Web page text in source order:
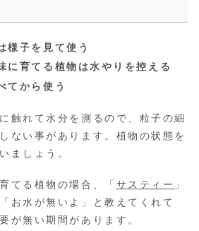
様子を見て使う
に育てる植物は水やりを控える
てから使う
触れて水分を測るので、粒子の細
ない事があります。植物の状態を
ましょう。
てる植物の場合、「 サスティー 」
お水が無いよ」と教えてくれて
が無い期間があります。